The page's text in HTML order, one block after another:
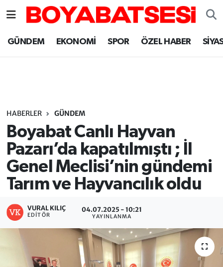
GÜNDEM EKONOMİ SPOR ÖZEL HABER
HABERLER GÜNDEM
Boyabat Canlı Hayvan
Pazarı’da kapatılmıştı ; İl
Genel Meclisi’nin gündemi
Tarım ve Hayvancılık oldu
VURAL KILIÇ
EDITÖR
04.07.2025 - 10:21
YAYINLANMA
Sinop Nöbetçi Eczaneler
Sinop Trafik Yoğunluk Haritası
Süper Lig Puan Durumu ve Fikstür
Tüm Manşetler
Son Dakika Haberleri
Haber Arşivi